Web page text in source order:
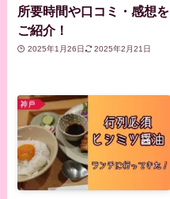
所要時間や口コミ・感想を
ご紹介！
2025年1月26日 2025年2月21日